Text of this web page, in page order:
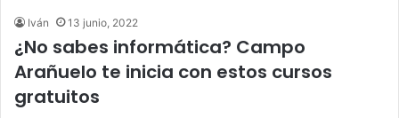
Iván 13 junio, 2022
¿No sabes informática? Campo
Arañuelo te inicia con estos cursos
gratuitos